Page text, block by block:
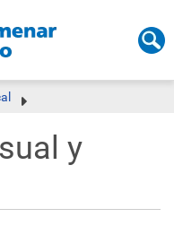
y